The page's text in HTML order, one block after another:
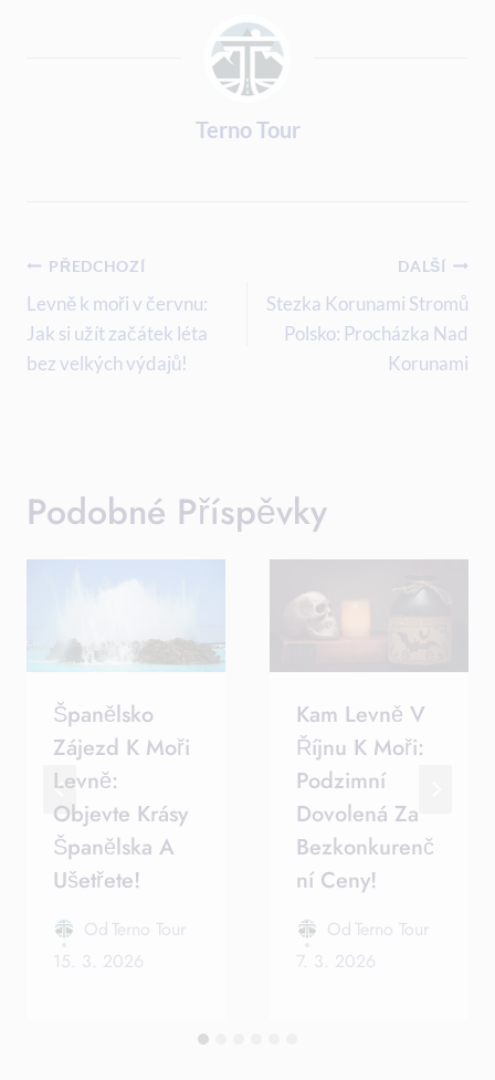
Terno Tour
Navigace
Pro
Příspěvek
PŘEDCHOZÍ
Levně k moři v červnu:
Jak si užít začátek léta
bez velkých výdajů!
DALŠÍ
Stezka Korunami Stromů
Polsko: Procházka Nad
Korunami
Podobné Příspěvky
Španělsko
Zájezd K Moři
Levně:
Objevte Krásy
Španělska A
Ušetřete!
Od Terno Tour
15. 3. 2026
Kam Levně V
Říjnu K Moři:
Podzimní
Dovolená Za
Bezkonkurenč
Ní Ceny!
Od Terno Tour
7. 3. 2026